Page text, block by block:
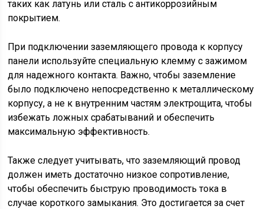
таких как латунь или сталь с антикоррозийным
покрытием.
При подключении заземляющего провода к корпусу
панели используйте специальную клемму с зажимом
для надежного контакта. Важно, чтобы заземление
было подключено непосредственно к металлическому
корпусу, а не к внутренним частям электрощита, чтобы
избежать ложных срабатываний и обеспечить
максимальную эффективность.
Также следует учитывать, что заземляющий провод
должен иметь достаточно низкое сопротивление,
чтобы обеспечить быструю проводимость тока в
случае короткого замыкания. Это достигается за счет